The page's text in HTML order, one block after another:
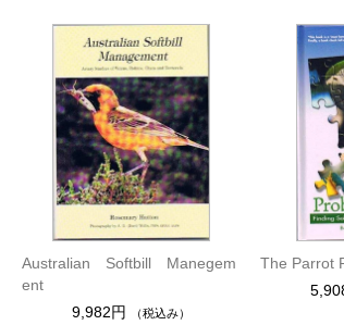
Australian Softbill Manegem
ent
9,982円
（税込み）
The Parrot